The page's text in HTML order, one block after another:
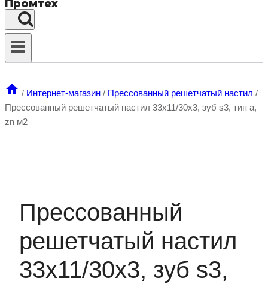
Промтех
/ Интернет-магазин / Прессованный решетчатый настил /
Прессованный решетчатый настил 33х11/30х3, зуб s3, тип а,
zn м2
Прессованный
решетчатый настил
33х11/30х3, зуб s3,